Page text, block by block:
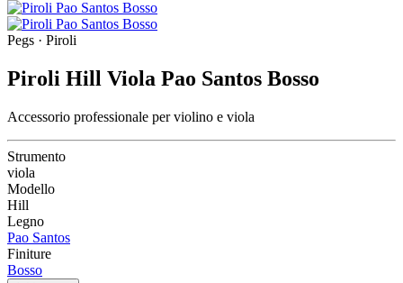
Pegs · Piroli
Piroli Hill Viola Pao Santos Bosso
Accessorio professionale per violino e viola
Strumento
viola
Modello
Hill
Legno
Pao Santos
Finiture
Bosso